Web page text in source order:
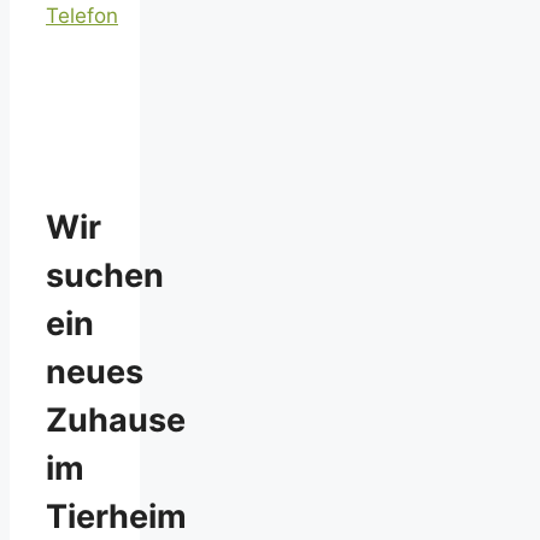
Telefon
Wir
suchen
ein
neues
Zuhause
im
Tierheim